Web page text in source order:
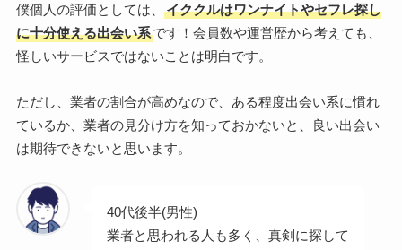
僕個人の評価としては、
イククルはワンナイトやセフレ探し
に十分使える出会い系です！会員数や運営歴から考えても、
怪しいサービスではないことは明白です。
ただし、業者の割合が高めなので、ある程度出会い系に慣れ
ているか、業者の見分け方を知っておかないと、良い出会い
は期待できないと思います。
40代後半(男性)
業者と思われる人も多く、真剣に探して